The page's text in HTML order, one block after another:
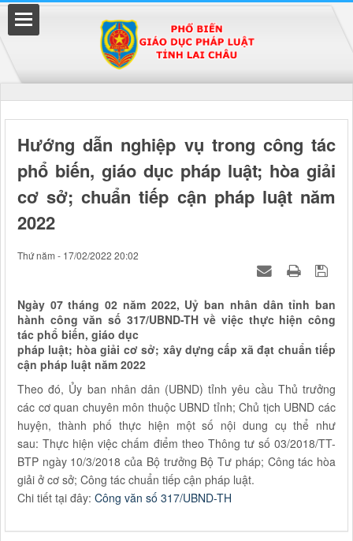
Hướng dẫn nghiệp vụ trong công tác
phổ biến, giáo dục pháp luật; hòa giải
cơ sở; chuẩn tiếp cận pháp luật năm
2022
Thứ năm - 17/02/2022 20:02
Ngày 07 tháng 02 năm 2022, Uỷ ban nhân dân tỉnh ban
hành công văn số 317/UBND-TH về việc thực hiện công
tác phổ biến, giáo dục
pháp luật; hòa giải cơ sở; xây dựng cấp xã đạt chuẩn tiếp
cận pháp luật năm 2022
Theo đó, Ủy ban nhân dân (UBND) tỉnh yêu cầu Thủ trưởng
các cơ quan chuyên môn thuộc UBND tỉnh; Chủ tịch UBND các
huyện, thành phố thực hiện một số nội dung cụ thể như
sau: Thực hiện việc chấm điểm theo Thông tư số 03/2018/TT-
BTP ngày 10/3/2018 của Bộ trưởng Bộ Tư pháp; Công tác hòa
giải ở cơ sở; Công tác chuẩn tiếp cận pháp luật.
Chi tiết tại đây: Công văn số 317/UBND-TH
Đã kết nối EMC